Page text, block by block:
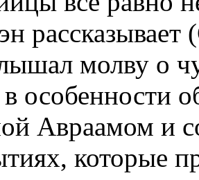
рассказывает
молву о
в особенности
Авраамом и
которые